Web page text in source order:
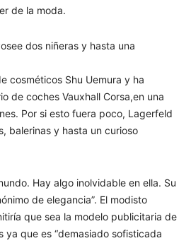
de la moda.
dos niñeras y hasta una
cosméticos Shu Uemura y ha
de coches Vauxhall Corsa,en una
Por si esto fuera poco, Lagerfeld
balerinas y hasta un curioso
Hay algo inolvidable en ella. Su
de elegancia”. El modisto
que sea la modelo publicitaria de
ya que es “demasiado sofisticada